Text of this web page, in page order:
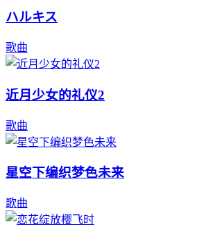
ハルキス
歌曲
近月少女的礼仪2
歌曲
星空下编织梦色未来
歌曲